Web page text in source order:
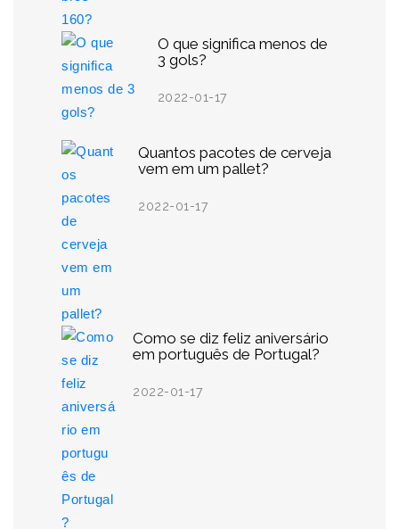
O que significa menos de
3 gols?
2022-01-17
Quantos pacotes de cerveja
vem em um pallet?
2022-01-17
Como se diz feliz aniversário
em português de Portugal?
2022-01-17